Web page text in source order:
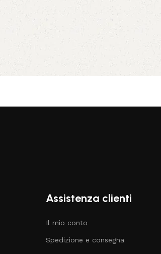
Assistenza clienti
Il mio conto
Spedizione e consegna